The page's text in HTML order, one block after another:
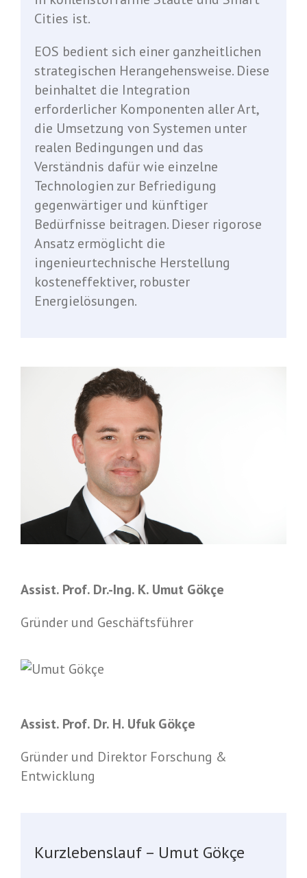
Cities ist.
EOS bedient sich einer ganzheitlichen
strategischen Herangehensweise. Diese
beinhaltet die Integration
erforderlicher Komponenten aller Art,
die Umsetzung von Systemen unter
realen Bedingungen und das
Verständnis dafür wie einzelne
Technologien zur Befriedigung
gegenwärtiger und künftiger
Bedürfnisse beitragen. Dieser rigorose
Ansatz ermöglicht die
ingenieurtechnische Herstellung
kosteneffektiver, robuster
Energielösungen.
Assist. Prof. Dr.-Ing. K. Umut Gökçe
Gründer und Geschäftsführer
Assist. Prof. Dr. H. Ufuk Gökçe
Gründer und Direktor Forschung &
Entwicklung
Kurzlebenslauf – Umut Gökçe